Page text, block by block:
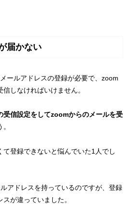
届かない
ールアドレスの登録が必要で、zoom
しなければいけません。
受信設定をしてzoomからのメールを受
登録できないと悩んでいた1人でし
アドレスを持っているのですが、登録
が違っていました。